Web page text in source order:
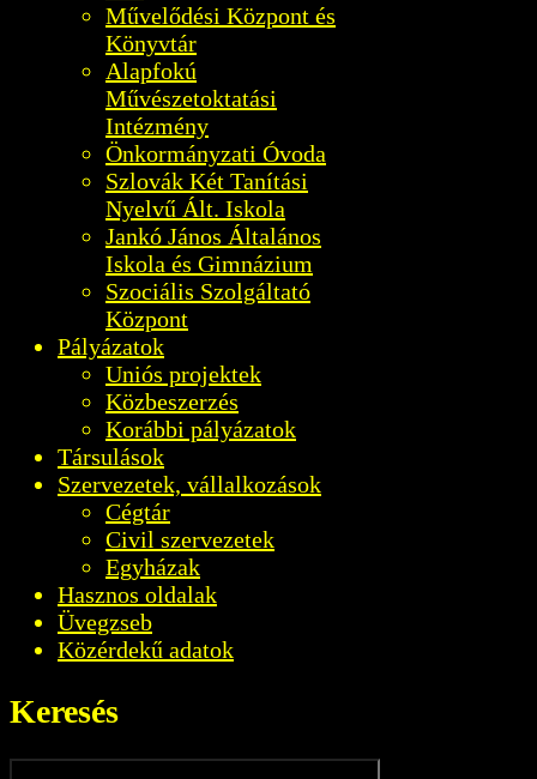
Művelődési Központ és
Könyvtár
Alapfokú
Művészetoktatási
Intézmény
Önkormányzati Óvoda
Szlovák Két Tanítási
Nyelvű Ált. Iskola
Jankó János Általános
Iskola és Gimnázium
Szociális Szolgáltató
Központ
Pályázatok
Uniós projektek
Közbeszerzés
Korábbi pályázatok
Társulások
Szervezetek, vállalkozások
Cégtár
Civil szervezetek
Egyházak
Hasznos oldalak
Üvegzseb
Közérdekű adatok
Keresés